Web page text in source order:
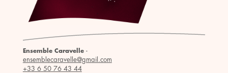
Ensemble Caravelle-
ensemblecaravelle@gmail.com
+33 6 50 76 43 44